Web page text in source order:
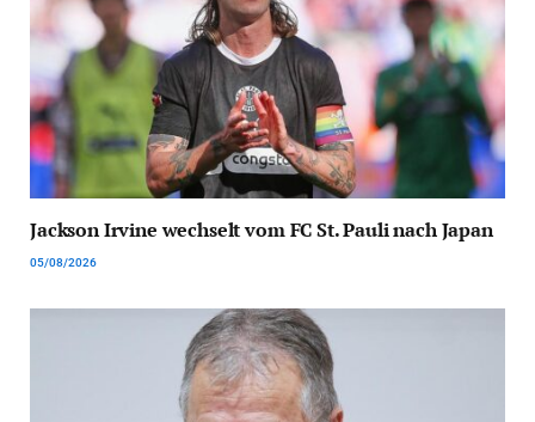
Jackson Irvine wechselt vom FC St. Pauli nach Japan
05/08/2026